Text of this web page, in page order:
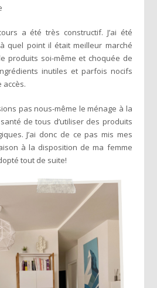
a été très constructif. J’ai été
quel point il était meilleur marché
produits soi-même et choquée de
inutiles et parfois nocifs
accès.
pas nous-même le ménage à la
de tous d’utiliser des produits
J’ai donc de ce pas mis mes
à la disposition de ma femme
tout de suite!